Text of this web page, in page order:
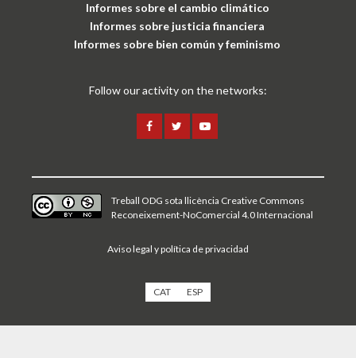
Informes sobre el cambio climático
Informes sobre justicia financiera
Informes sobre bien común y feminismo
Follow our activity on the networks:
Treball ODG sota llicència Creative Commons
Reconeixement-NoComercial 4.0 Internacional
Aviso legal y política de privacidad
CAT ESP